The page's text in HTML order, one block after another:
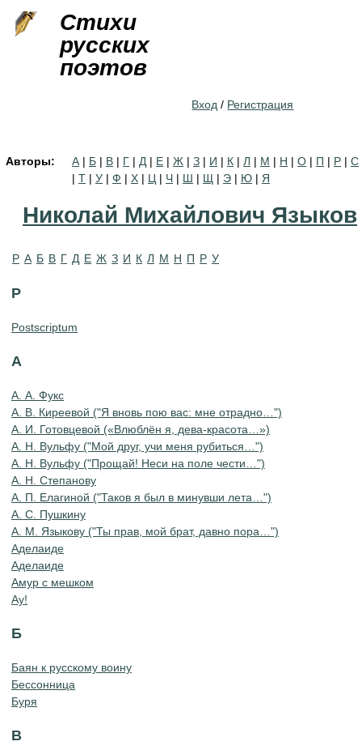
Стихи
русских
поэтов
Вход / Регистрация
Авторы: А | Б | В | Г | Д | Е | Ж | З | И | К | Л | М | Н | О | П | Р | С
| Т | У | Ф | Х | Ц | Ч | Ш | Щ | Э | Ю | Я
Николай Михайлович Языков
P А Б В Г Д Е Ж З И К Л М Н П Р У
P
Postscriptum
А
А. А. Фукс
А. В. Киреевой ("Я вновь пою вас: мне отрадно…")
А. И. Готовцевой («Влюблён я, дева-красота…»)
А. Н. Вульфу ("Мой друг, учи меня рубиться…")
А. Н. Вульфу ("Прощай! Неси на поле чести…")
А. Н. Степанову
А. П. Елагиной ("Таков я был в минувши лета…")
А. С. Пушкину
А. М. Языкову ("Ты прав, мой брат, давно пора…")
Аделаиде
Аделаиде
Амур с мешком
Ау!
Б
Баян к русскому воину
Бессонница
Буря
В